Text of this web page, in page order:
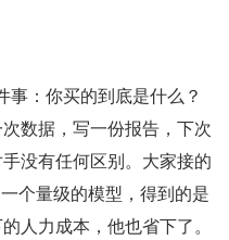
事：你买的到底是什么？
数据，写一份报告，下次
没有任何区别。大家接的
个量级的模型，得到的是
人力成本，他也省下了。